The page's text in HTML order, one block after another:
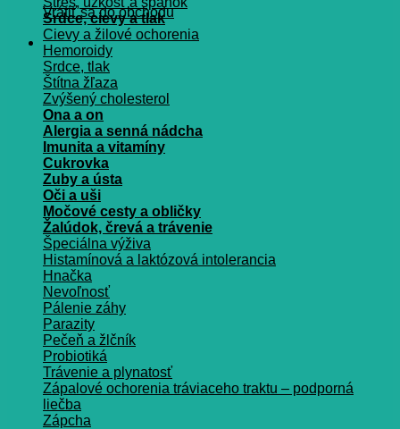
Vrátiť sa do obchodu
Srdce, cievy a tlak
Cievy a žilové ochorenia
Hemoroidy
Srdce, tlak
Štítna žľaza
Zvýšený cholesterol
Ona a on
Alergia a senná nádcha
Imunita a vitamíny
Cukrovka
Zuby a ústa
Oči a uši
Močové cesty a obličky
Žalúdok, črevá a trávenie
Špeciálna výživa
Histamínová a laktózová intolerancia
Hnačka
Nevoľnosť
Pálenie záhy
Parazity
Pečeň a žlčník
Probiotiká
Trávenie a plynatosť
Zápalové ochorenia tráviaceho traktu – podporná
liečba
Zápcha